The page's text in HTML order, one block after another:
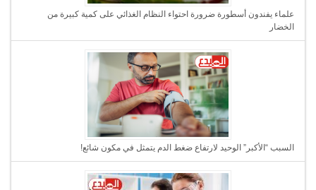
علماء يفندون أسطورة ضرورة احتواء النظام الغذائي على كمية كبيرة من
الخضار
السبب “الأكبر” الوحيد لارتفاع ضغط الدم يتمثل في مكون شائع!